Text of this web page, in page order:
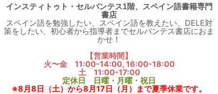
インスティトゥト・セルバンテス1階、スペイン語書籍専門
書店
スペイン語を勉強したい、スペイン語を教えたい、DELE対
策をしたい、初心者から指導者までセルバンテス書店におま
かせ！
【営業時間】
火〜金 11:00-14:00, 16:00-18:00
土 11:00-17:00
定休日 日曜・月曜・祝日
※8月8日（土）から8月17日（月）まで夏季休業です。